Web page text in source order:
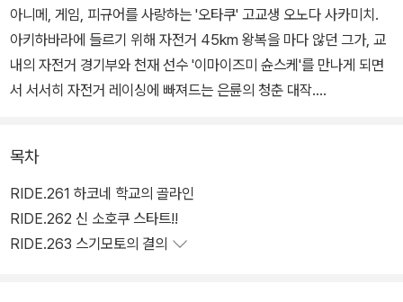
아니메, 게임, 피규어를 사랑하는 '오타쿠' 고교생 오노다 사카미치.
아키하바라에 들르기 위해 자전거 45km 왕복을 마다 않던 그가, 교
내의 자전거 경기부와 천재 선수 '이마이즈미 슌스케'를 만나게 되면
서 서서히 자전거 레이싱에 빠져드는 은륜의 청춘 대작.
목차
RIDE.261 하코네 학교의 골라인
RIDE.262 신 소호쿠 스타트!!
RIDE.263 스기모토의 결의